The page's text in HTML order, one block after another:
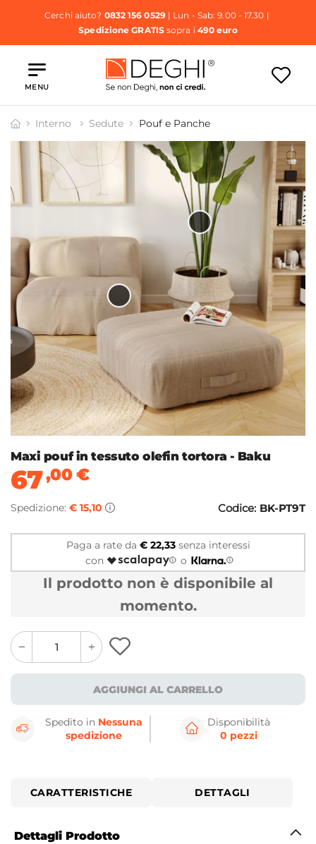
Cerchi aiuto? 0832 156 0529| Lun - Sab: 9.00 - 17.30 |
Spedizione GRATISsopra i 490 euro
MENU
Interno Sedute Pouf e Panche
Maxi pouf in tessuto olefin tortora - Baku
67,00€
Spedizione: € 15,10 Codice: BK-PT9T
Paga a rate da € 22,33senza interessi
con
o
Il prodotto non è disponibile al
momento.
quantity
button
quantity
minus
button
AGGIUNGI AL CARRELLO
Spedito in Nessuna
spedizione
Disponibilità
0 pezzi
CARATTERISTICHE DETTAGLI
Dettagli Prodotto